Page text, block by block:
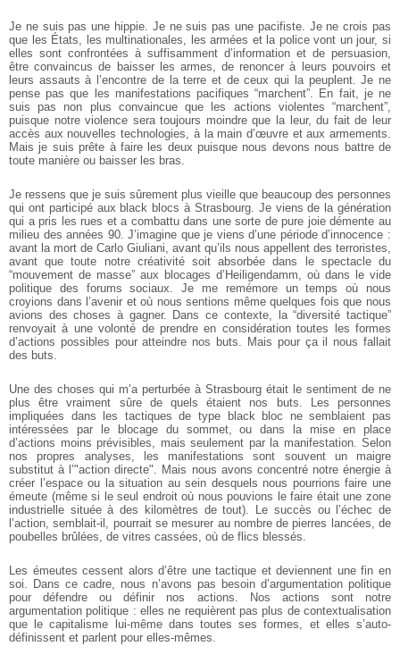
Je ne suis pas une hippie. Je ne suis pas une pacifiste. Je ne crois pas
que les États, les multinationales, les armées et la police vont un jour, si
elles sont confrontées à suffisamment d’information et de persuasion,
être convaincus de baisser les armes, de renoncer à leurs pouvoirs et
leurs assauts à l’encontre de la terre et de ceux qui la peuplent. Je ne
pense pas que les manifestations pacifiques “marchent”. En fait, je ne
suis pas non plus convaincue que les actions violentes “marchent”,
puisque notre violence sera toujours moindre que la leur, du fait de leur
accès aux nouvelles technologies, à la main d’œuvre et aux armements.
Mais je suis prête à faire les deux puisque nous devons nous battre de
toute manière ou baisser les bras.
Je ressens que je suis sûrement plus vieille que beaucoup des personnes
qui ont participé aux black blocs à Strasbourg. Je viens de la génération
qui a pris les rues et a combattu dans une sorte de pure joie démente au
milieu des années 90. J’imagine que je viens d’une période d’innocence :
avant la mort de Carlo Giuliani, avant qu’ils nous appellent des terroristes,
avant que toute notre créativité soit absorbée dans le spectacle du
“mouvement de masse” aux blocages d’Heiligendamm, où dans le vide
politique des forums sociaux. Je me remémore un temps où nous
croyions dans l’avenir et où nous sentions même quelques fois que nous
avions des choses à gagner. Dans ce contexte, la “diversité tactique”
renvoyait à une volonté de prendre en considération toutes les formes
d’actions possibles pour atteindre nos buts. Mais pour ça il nous fallait
des buts.
Une des choses qui m’a perturbée à Strasbourg était le sentiment de ne
plus être vraiment sûre de quels étaient nos buts. Les personnes
impliquées dans les tactiques de type black bloc ne semblaient pas
intéressées par le blocage du sommet, ou dans la mise en place
d’actions moins prévisibles, mais seulement par la manifestation. Selon
nos propres analyses, les manifestations sont souvent un maigre
substitut à l’"action directe". Mais nous avons concentré notre énergie à
créer l’espace ou la situation au sein desquels nous pourrions faire une
émeute (même si le seul endroit où nous pouvions le faire était une zone
industrielle située à des kilomètres de tout). Le succès ou l’échec de
l’action, semblait-il, pourrait se mesurer au nombre de pierres lancées, de
poubelles brûlées, de vitres cassées, où de flics blessés.
Les émeutes cessent alors d’être une tactique et deviennent une fin en
soi. Dans ce cadre, nous n’avons pas besoin d’argumentation politique
pour défendre ou définir nos actions. Nos actions sont notre
argumentation politique : elles ne requièrent pas plus de contextualisation
que le capitalisme lui-même dans toutes ses formes, et elles s’auto-
définissent et parlent pour elles-mêmes.